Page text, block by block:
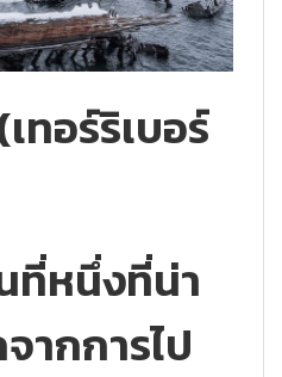
ทอร์ริเบอร์
ที่หนึ่งที่น่า
ากการไป